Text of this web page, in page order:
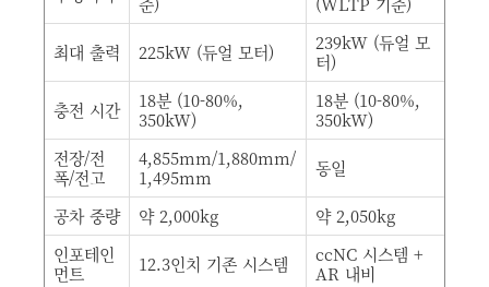
최대 출력 225kW (듀얼 모터)
239kW (듀얼 모
터)
충전 시간
18분 (10-80%,
350kW)
18분 (10-80%,
350kW)
전장/전
폭/전고
4,855mm/1,880mm/
1,495mm
동일
공차 중량 약 2,000kg
약 2,050kg
인포테인
먼트
12.3인치 기존 시스템
ccNC 시스템 +
AR 내비